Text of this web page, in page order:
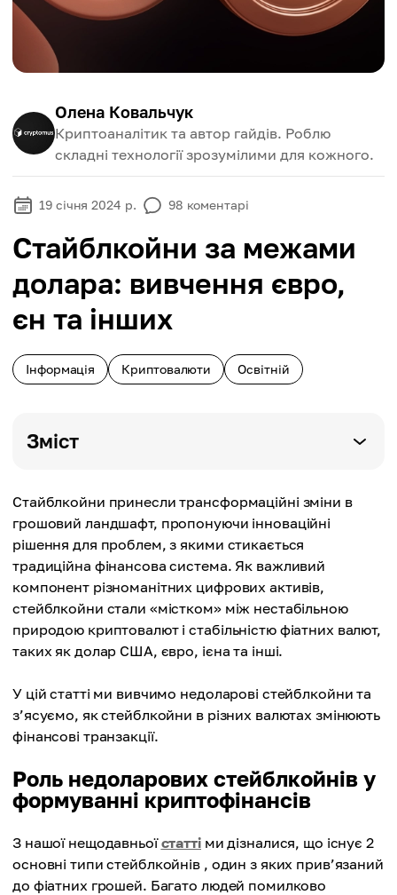
Олена Ковальчук
Криптоаналітик та автор гайдів. Роблю
складні технології зрозумілими для кожного.
19 січня 2024 р. 98 коментарі
Стайблкойни за межами
долара: вивчення євро,
єн та інших
Інформація Криптовалюти Освітній
Зміст
Стайблкойни принесли трансформаційні зміни в
грошовий ландшафт, пропонуючи інноваційні
рішення для проблем, з якими стикається
традиційна фінансова система. Як важливий
компонент різноманітних цифрових активів,
стейблкойни стали «містком» між нестабільною
природою криптовалют і стабільністю фіатних валют,
таких як долар США, євро, ієна та інші.
У цій статті ми вивчимо недоларові стейблкойни та
з’ясуємо, як стейблкойни в різних валютах змінюють
фінансові транзакції.
Роль недоларових стейблкойнів у
формуванні криптофінансів
З нашої нещодавньоїстаттіми дізналися, що існує 2
основні типи стейблкойнів , один з яких прив’язаний
до фіатних грошей. Багато людей помилково